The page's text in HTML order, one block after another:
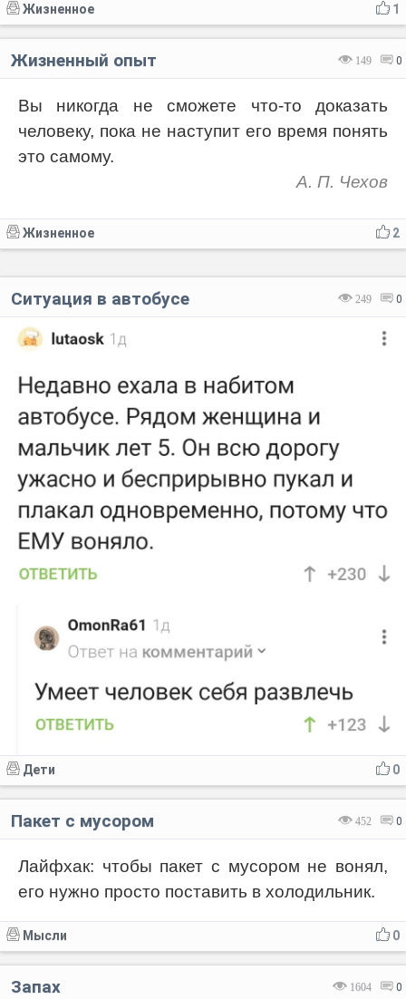
1
Жизненное
149 0
Жизненный опыт
Вы никогда не сможете что-то доказать
человеку, пока не наступит его время понять
это самому.
А. П. Чехов
2
Жизненное
249 0
Ситуация в автобусе
0
Дети
452 0
Пакет с мусором
Лайфхак: чтобы пакет с мусором не вонял,
его нужно просто поставить в холодильник.
0
Мысли
1604 0
Запах